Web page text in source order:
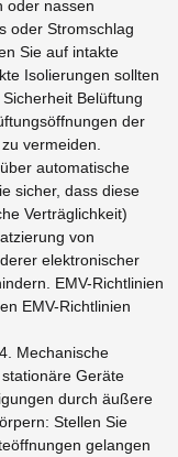
oder nassen
oder Stromschlag
Sie auf intakte
Isolierungen sollten
Belüftung
der
vermeiden.
automatische
sicher, dass diese
Verträglichkeit)
von
elektronischer
EMV-Richtlinien
EMV-Richtlinien
Mechanische
Geräte
durch äußere
Stellen Sie
gelangen